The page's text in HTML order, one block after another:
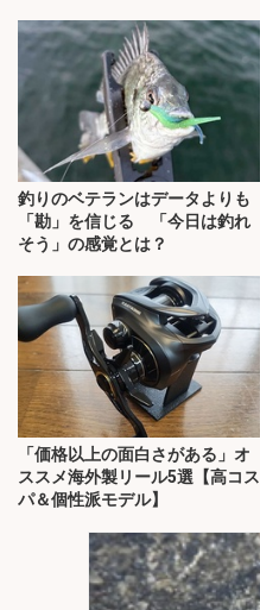
釣りのベテランはデータよりも
「勘」を信じる 「今日は釣れ
そう」の感覚とは？
「価格以上の面白さがある」オ
ススメ海外製リール5選【高コス
パ＆個性派モデル】